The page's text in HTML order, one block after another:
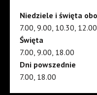
Niedziele i święta
7.00, 9.00, 10.30,
Święta
7.00, 9.00, 18.00
Dni powszednie
7.00, 18.00